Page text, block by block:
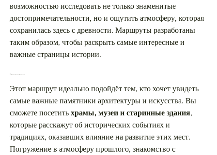
возможностью исследовать не только знаменитые
достопримечательности, но и ощутить атмосферу, которая
сохранилась здесь с древности. Маршруты разработаны
таким образом, чтобы раскрыть самые интересные и
важные страницы истории.
Маршрут через культурное наследие
Этот маршрут идеально подойдёт тем, кто хочет увидеть
самые важные памятники архитектуры и искусства. Вы
сможете посетитьхрамы, музеи и старинные здания,
которые расскажут об исторических событиях и
традициях, оказавших влияние на развитие этих мест.
Погружение в атмосферу прошлого, знакомство с